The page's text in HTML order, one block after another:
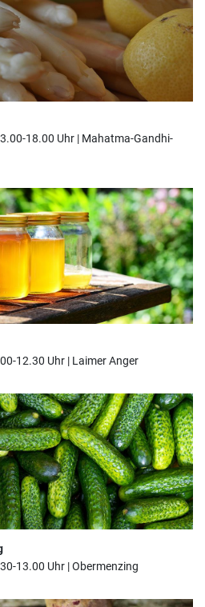
18.00 Uhr | Mahatma-Gandhi-
12.30 Uhr | Laimer Anger
13.00 Uhr |Obermenzing